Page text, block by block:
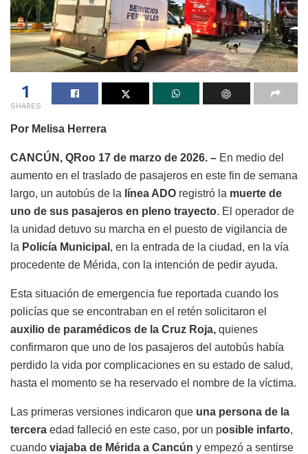
1
SHARES
Por Melisa Herrera
CANCÚN, QRoo 17 de marzo de 2026. – En medio del
aumento en el traslado de pasajeros en este fin de semana
largo, un autobús de la línea ADO registró la muerte de
uno de sus pasajeros en pleno trayecto. El operador de
la unidad detuvo su marcha en el puesto de vigilancia de
la Policía Municipal , en la entrada de la ciudad, en la vía
procedente de Mérida, con la intención de pedir ayuda.
Esta situación de emergencia fue reportada cuando los
policías que se encontraban en el retén solicitaron el
auxilio de paramédicos de la Cruz Roja, quienes
confirmaron que uno de los pasajeros del autobús había
perdido la vida por complicaciones en su estado de salud,
hasta el momento se ha reservado el nombre de la víctima.
Las primeras versiones indicaron que una persona de la
tercera edad falleció en este caso, por un posible infarto,
cuando viajaba de Mérida a Cancún y empezó a sentirse